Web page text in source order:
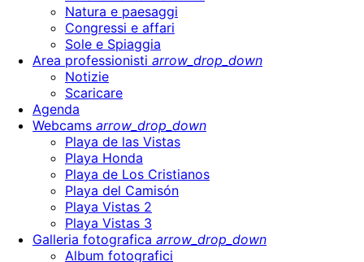
Natura e paesaggi
Congressi e affari
Sole e Spiaggia
Area professionisti arrow_drop_down
Notizie
Scaricare
Agenda
Webcams arrow_drop_down
Playa de las Vistas
Playa Honda
Playa de Los Cristianos
Playa del Camisón
Playa Vistas 2
Playa Vistas 3
Galleria fotografica arrow_drop_down
Album fotografici